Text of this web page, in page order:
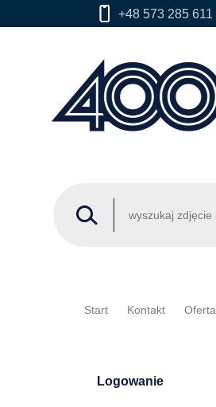
+48 573 285 611
Start Kontakt Oferta
Logowanie